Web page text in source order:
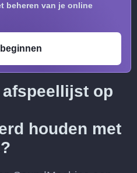
beheren van je online
afspeellijst op
houden met